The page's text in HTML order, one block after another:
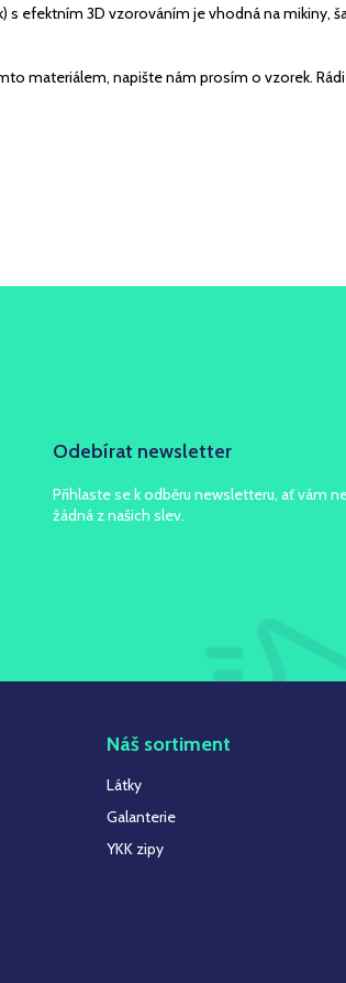
s efektním 3D vzorováním je vhodná na mikiny,
materiálem, napište nám prosím o vzorek.
Odebírat newsletter
Přihlaste se k odběru newsletteru, ať vám
žádná z našich slev.
Náš sortiment
Látky
Galanterie
YKK zipy